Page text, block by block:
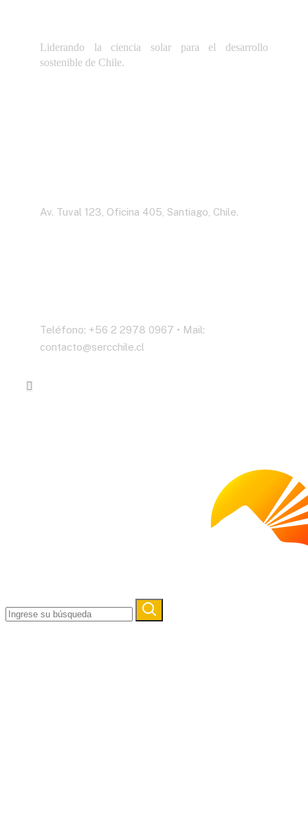
Liderando la ciencia solar para el desarrollo
sostenible de Chile.
Av. Tuval 123, Oficina 405, Santiago, Chile.
Teléfono: +56 2 2978 0967 • Mail:
contacto@sercchile.cl